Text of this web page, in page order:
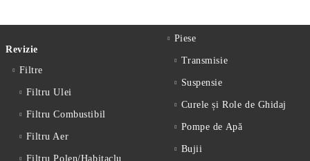
Revizie
Filtre
Filtru Ulei
Filtru Combustibil
Filtru Aer
Filtru Polen/Habitaclu
Piese
Transmisie
Suspensie
Curele și Role de Ghidaj
Pompe de Apă
Bujii